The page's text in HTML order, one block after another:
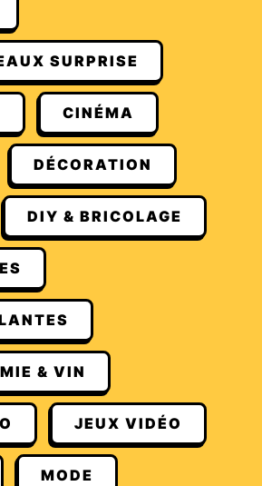
SURPRISE
CINÉMA
DÉCORATION
DIY & BRICOLAGE
& VIN
JEUX VIDÉO
MODE